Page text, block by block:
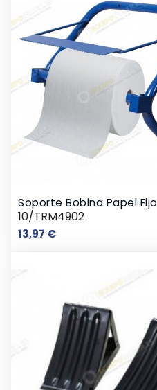
Soporte Bobina Papel Fijo
10/TRM4902
13,97 €Precio